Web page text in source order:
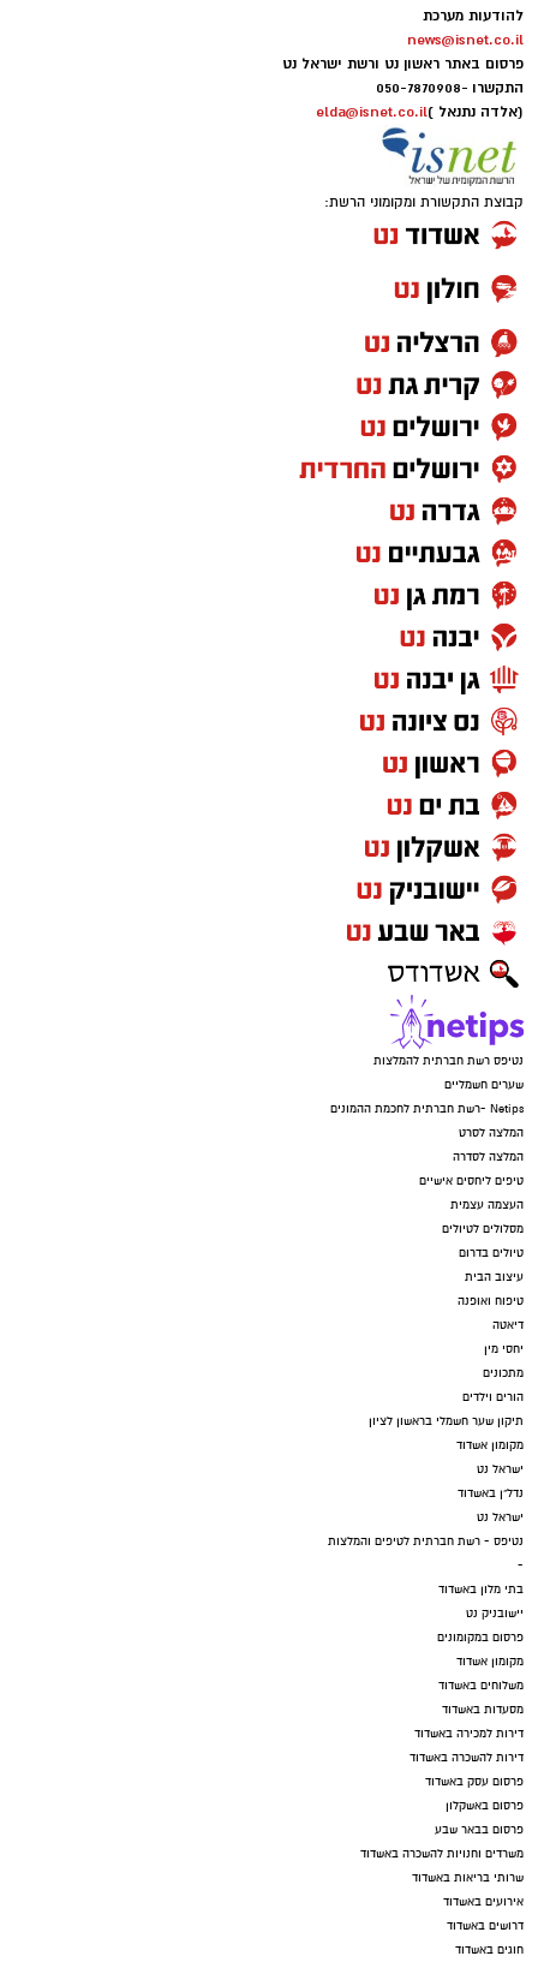
להודעות מערכת
news@isnet.co.il
פרסום באתר ראשון נט ורשת ישראל נט
התקשרו -050-7870908
(אלדה נתנאל )elda@isnet.co.il
קבוצת התקשורת ומקומוני הרשת:
נטיפס רשת חברתית להמלצות
שערים חשמליים
Netips -רשת חברתית לחכמת ההמונים
המלצה לסרט
המלצה לסדרה
טיפים ליחסים אישיים
העצמה עצמית
מסלולים לטיולים
טיולים בדרום
עיצוב הבית
טיפוח ואופנה
דיאטה
יחסי מין
מתכונים
הורים וילדים
תיקון שער חשמלי בראשון לציון
מקומון אשדוד
ישראל נט
נדל"ן באשדוד
ישראל נט
נטיפס - רשת חברתית לטיפים והמלצות
-
בתי מלון באשדוד
יישובניק נט
פרסום במקומונים
מקומון אשדוד
משלוחים באשדוד
מסעדות באשדוד
דירות למכירה באשדוד
דירות להשכרה באשדוד
פרסום עסק באשדוד
פרסום באשקלון
פרסום בבאר שבע
משרדים וחנויות להשכרה באשדוד
שרותי בריאות באשדוד
אירועים באשדוד
דרושים באשדוד
חוגים באשדוד